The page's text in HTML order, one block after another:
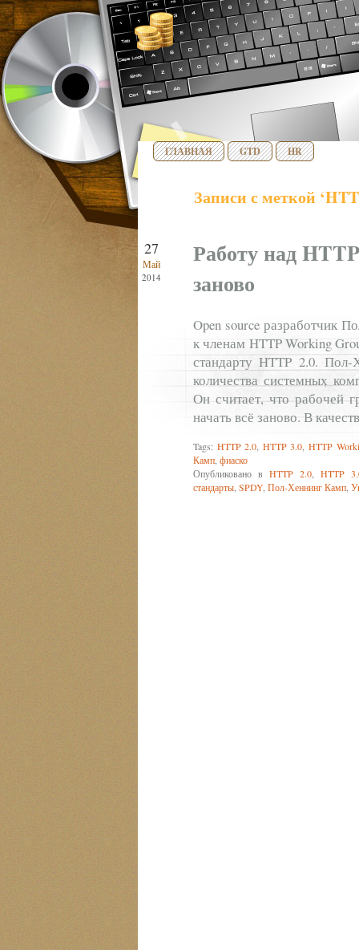
ГЛАВНАЯ GTD HR
Записи с меткой
27
Май
2014
Работу над
заново
Open source разработчик
к членам HTTP Working
стандарту HTTP 2.0.
количества системных
Он считает, что рабочей
начать всё заново. В
Tags: HTTP 2.0 HTTP 3.0 ,HTTP
Камп фиаско
Опубликовано в HTTP 2.0, HTTP
стандарты SPDY, Пол-Хеннинг Камп